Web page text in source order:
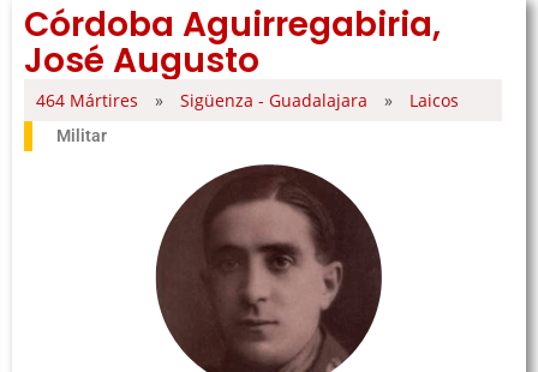
Córdoba Aguirregabiria,
José Augusto
464 Mártires » Sigüenza - Guadalajara » Laicos
Militar